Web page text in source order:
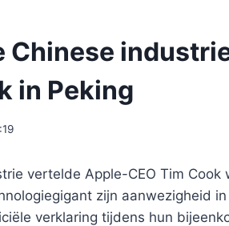
Chinese
in Peking
vertelde Apple-CEO Tim Cook
zijn aanwezigheid
verklaring tijdens hun